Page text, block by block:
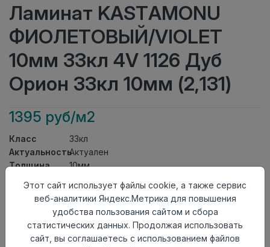
Ламинат KASTAMONU
ФИОЛЕТОВЫЙ/VIOLET
10мм 33кл 4V 1126 Дуб
Орион 33кл 10мм (2,131)
1395 руб/м2
Класс
33кл
АктуальностьАктуален
Толщина
10мм
доски
1380×193мм
Теплый пол
до +27 градусов
4V
Замок
UniClick
Страна
Этот сайт использует файлы cookie, а также сервис
веб-аналитики Яндекс.Метрика для повышения
удобства пользования сайтом и сбора
статистических данных. Продолжая использовать
сайт, вы соглашаетесь с использованием файлов